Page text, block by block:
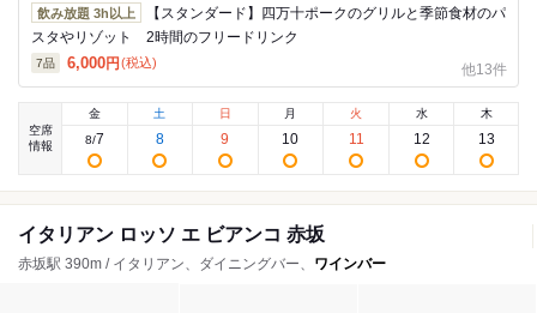
飲み放題 3h以上
【スタンダード】四万十ポークのグリルと季節食材のパ
スタやリゾット 2時間のフリードリンク
7品 6,000円 (税込) 他13件
空席
情報
金
8/7
土
8
日
9
月
10
火
11
水
12
木
13
イタリアン ロッソ エ ビアンコ 赤坂
赤坂駅 390m / イタリアン、ダイニングバー、 ワインバー